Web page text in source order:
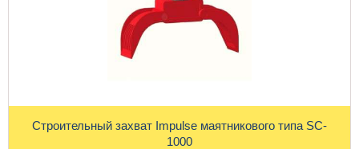
Строительный захват Impulse маятникового типа SC-
1000